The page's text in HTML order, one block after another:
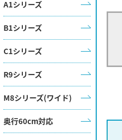
A1シリーズ
B1シリーズ
C1シリーズ
R9シリーズ
M8シリーズ(ワイド)
奥行60cm対応